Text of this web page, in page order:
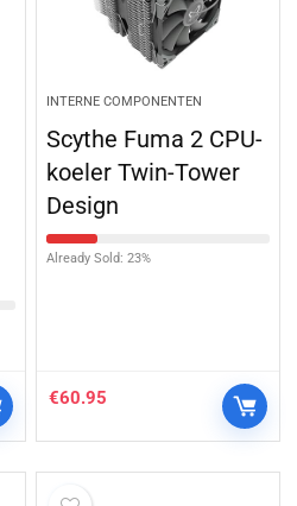
INTERNE COMPONENTEN
Scythe Fuma 2 CPU-
koeler Twin-Tower
Design
Already Sold: 23%
€60.95